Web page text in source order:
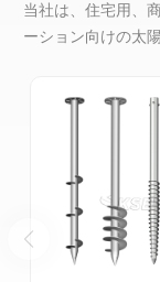
当社は、住宅用、
ーション向けの太